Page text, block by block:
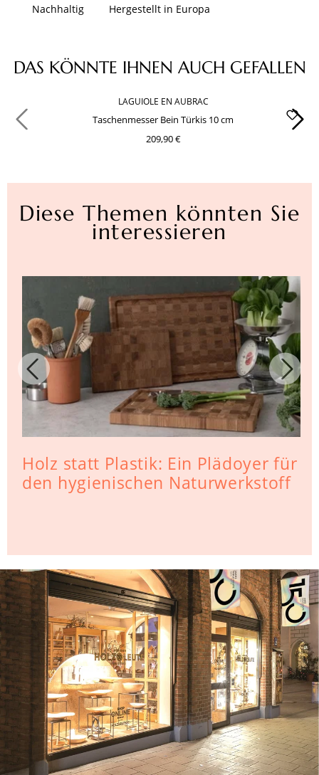
Nachhaltig Hergestellt in Europa
Produktgalerie überspringen
DAS KÖNNTE IHNEN AUCH GEFALLEN
LAGUIOLE EN AUBRAC
Taschenmesser Bein Türkis 10 cm
209,90 €
Diese Themen könnten Sie
interessieren
Holz statt Plastik: Ein Plädoyer für
den hygienischen Naturwerkstoff